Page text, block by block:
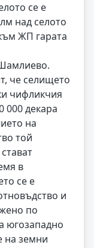
се е
над селото
ЖП гарата
че селището
чифликчия
000 декара
на
той
в
се е
и
по
югозападно
на земни